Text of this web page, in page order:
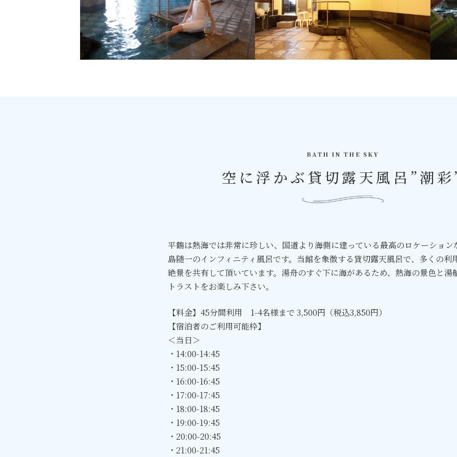
空に浮かぶ貸切露天風呂”潮
BATH IN THE SKY
平鶴は熱海では非常に珍しい、国道より海側に建っている最高のロケーション
島随一のインフィニティ風呂です。当館を象徴する貸切露天風呂で、多くの利
絶景を共有して頂いています。湯舟のすぐ下に海があるため、熱海の景色と湯
トラストをお楽しみ下さい。
【料金】45分間利用 1-4名様まで 3,500円（税込3,850円）
【宿泊者のご利用可能枠】
＜当日＞
・14:00-14:45
・15:00-15:45
・16:00-16:45
・17:00-17:45
・18:00-18:45
・19:00-19:45
・20:00-20:45
・21:00-21:45